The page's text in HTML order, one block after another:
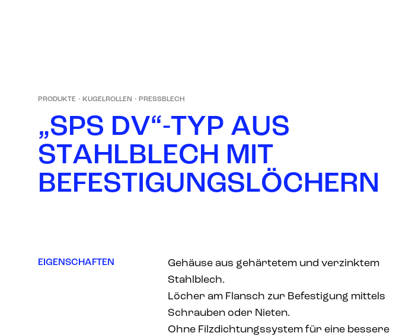
PRODUKTE · KUGELROLLEN · PRESSBLECH
„SPS DV“-TYP AUS
STAHLBLECH MIT
BEFESTIGUNGSLÖCHERN
EIGENSCHAFTEN
Gehäuse aus gehärtetem und verzinktem
Stahlblech.
Löcher am Flansch zur Befestigung mittels
Schrauben oder Nieten.
Ohne Filzdichtungssystem für eine bessere